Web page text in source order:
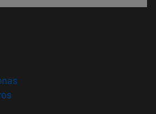
ventana)
(abre en nueva ventana)
(abre en nueva ventana)